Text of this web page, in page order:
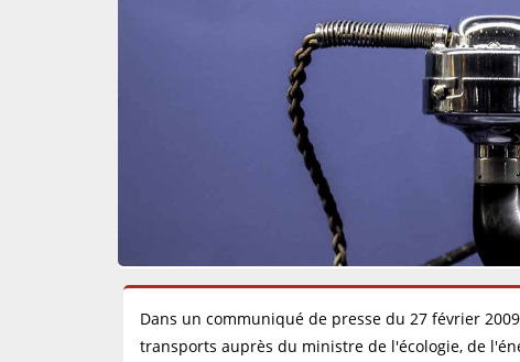
Dans un communiqué de presse du 27 février
transports auprès du ministre de l'écologie, de